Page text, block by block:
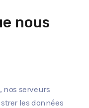
nous
nos serveurs
les données